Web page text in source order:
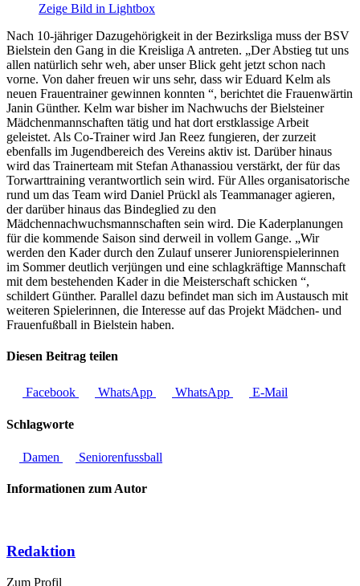
Zeige Bild in Lightbox
Nach 10-jähriger Dazugehörigkeit in der Bezirksliga muss der BSV
Bielstein den Gang in die Kreisliga A antreten. „Der Abstieg tut uns
allen natürlich sehr weh, aber unser Blick geht jetzt schon nach
vorne. Von daher freuen wir uns sehr, dass wir Eduard Kelm als
neuen Frauentrainer gewinnen konnten “, berichtet die Frauenwärtin
Janin Günther. Kelm war bisher im Nachwuchs der Bielsteiner
Mädchenmannschaften tätig und hat dort erstklassige Arbeit
geleistet. Als Co-Trainer wird Jan Reez fungieren, der zurzeit
ebenfalls im Jugendbereich des Vereins aktiv ist. Darüber hinaus
wird das Trainerteam mit Stefan Athanassiou verstärkt, der für das
Torwarttraining verantwortlich sein wird. Für Alles organisatorische
rund um das Team wird Daniel Prückl als Teammanager agieren,
der darüber hinaus das Bindeglied zu den
Mädchennachwuchsmannschaften sein wird. Die Kaderplanungen
für die kommende Saison sind derweil in vollem Gange. „Wir
werden den Kader durch den Zulauf unserer Juniorenspielerinnen
im Sommer deutlich verjüngen und eine schlagkräftige Mannschaft
mit dem bestehenden Kader in die Meisterschaft schicken “,
schildert Günther. Parallel dazu befindet man sich im Austausch mit
weiteren Spielerinnen, die Interesse auf das Projekt Mädchen- und
Frauenfußball in Bielstein haben.
Diesen Beitrag teilen
Facebook WhatsApp WhatsApp E-Mail
Schlagworte
Damen Seniorenfussball
Informationen zum Autor
Redaktion
Zum Profil